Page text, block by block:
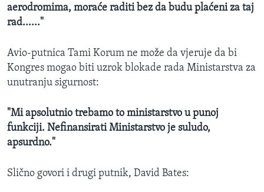
aerodromima, moraće raditi bez da budu plaćeni za taj
rad......"
Avio-putnica Tami Korum ne može da vjeruje da bi
Kongres mogao biti uzrok blokade rada Ministarstva za
unutranju sigurnost:
"Mi apsolutnio trebamo to ministarstvo u punoj
funkciji. Nefinansirati Ministarstvo je suludo,
apsurdno."
Slično govori i drugi putnik, David Bates: